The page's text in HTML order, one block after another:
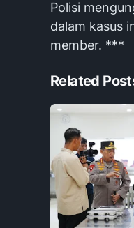
Polisi
dalam kasus
member. ***
Related